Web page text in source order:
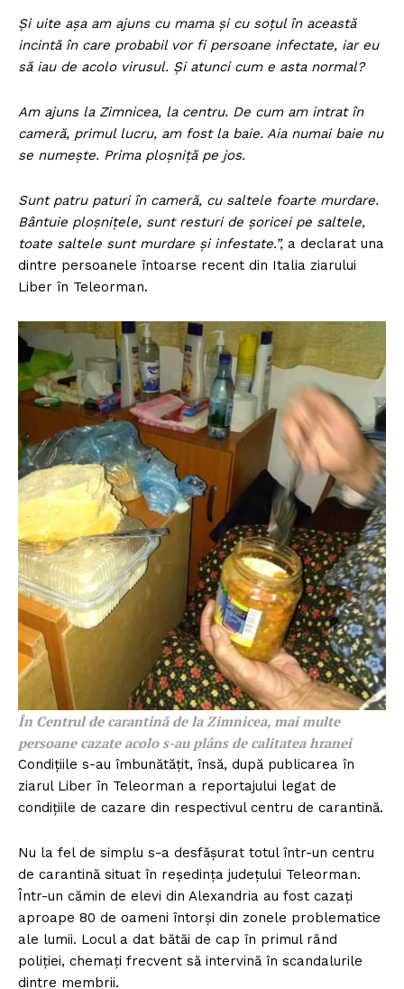
Și uite așa am ajuns cu mama și cu soțul în această
incintă în care probabil vor fi persoane infectate, iar eu
să iau de acolo virusul. Și atunci cum e asta normal?
Am ajuns la Zimnicea, la centru. De cum am intrat în
cameră, primul lucru, am fost la baie. Aia numai baie nu
se numește. Prima ploșniță pe jos.
Sunt patru paturi în cameră, cu saltele foarte murdare.
Bântuie ploșnițele, sunt resturi de șoricei pe saltele,
toate saltele sunt murdare și infestate.”, a declarat una
dintre persoanele întoarse recent din Italia ziarului
Liber în Teleorman.
În Centrul de carantină de la Zimnicea, mai multe
persoane cazate acolo s-au plâns de calitatea hranei
Condițiile s-au îmbunătățit, însă, după publicarea în
ziarul Liber în Teleorman a reportajului legat de
condițiile de cazare din respectivul centru de carantină.
Nu la fel de simplu s-a desfășurat totul într-un centru
de carantină situat în reședința județului Teleorman.
Într-un cămin de elevi din Alexandria au fost cazați
aproape 80 de oameni întorși din zonele problematice
ale lumii. Locul a dat bătăi de cap în primul rând
poliției, chemați frecvent să intervină în scandalurile
dintre membrii.